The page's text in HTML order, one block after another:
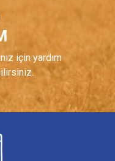
için yardım